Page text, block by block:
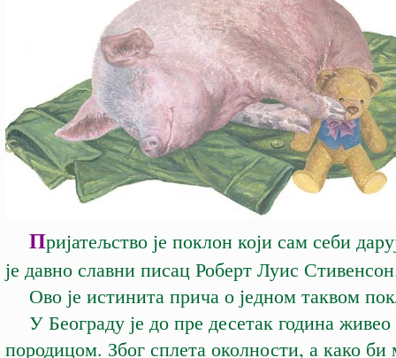
Пријатељство је поклон који сам себи
је давно славни писац Роберт Луис
Ово је истинита прича о једном таквом
У Београду је до пре десетак година
породицом. Због сплета околности, а како би